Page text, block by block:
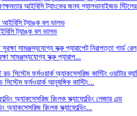
আইবিসি ট্যাংকের জন্য গ্যালভানাইজড
ট্যাঙ্ক বল ভালভ
সামঞ্জস্যযোগ্য স্ক্রু প্যারাপ...
সিস্টেম ফর্মওয়ার্ক আনুষঙ্গিক কাস্টিং...
অ্যাকসেসরিজ রিংলক স্ক্যাফোল্ডিং...